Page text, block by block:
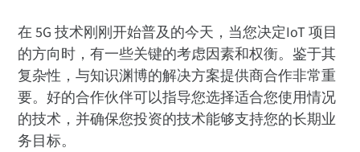
在 5G 技术刚刚开始普及的今天，当您决定IoT 项目
的方向时，有一些关键的考虑因素和权衡。鉴于其
复杂性，与知识渊博的解决方案提供商合作非常重
要。好的合作伙伴可以指导您选择适合您使用情况
的技术，并确保您投资的技术能够支持您的长期业
务目标。